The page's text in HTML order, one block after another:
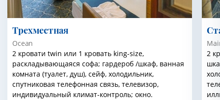
Трехместная
Ocean
2 кровати twin или 1 кровать king-size,
раскладывающаяся софа; гардероб /шкаф, ванная
комната (туалет, душ), сейф, холодильник,
спутниковая телефонная связь, телевизор,
индивидуальный климат-контроль; окно.
2